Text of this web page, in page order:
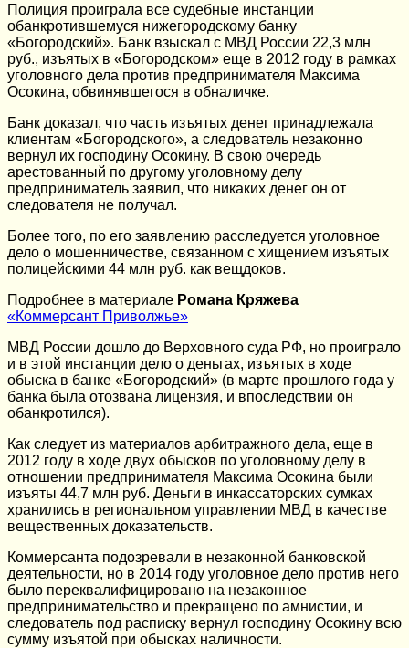
Полиция проиграла все судебные инстанции
обанкротившемуся нижегородскому банку
«Богородский». Банк взыскал с МВД России 22,3 млн
руб., изъятых в «Богородском» еще в 2012 году в рамках
уголовного дела против предпринимателя Максима
Осокина, обвинявшегося в обналичке.
Банк доказал, что часть изъятых денег принадлежала
клиентам «Богородского», а следователь незаконно
вернул их господину Осокину. В свою очередь
арестованный по другому уголовному делу
предприниматель заявил, что никаких денег он от
следователя не получал.
Более того, по его заявлению расследуется уголовное
дело о мошенничестве, связанном с хищением изъятых
полицейскими 44 млн руб. как вещдоков.
Подробнее в материале Романа Кряжева
«Коммерсант Приволжье»
МВД России дошло до Верховного суда РФ, но проиграло
и в этой инстанции дело о деньгах, изъятых в ходе
обыска в банке «Богородский» (в марте прошлого года у
банка была отозвана лицензия, и впоследствии он
обанкротился).
Как следует из материалов арбитражного дела, еще в
2012 году в ходе двух обысков по уголовному делу в
отношении предпринимателя Максима Осокина были
изъяты 44,7 млн руб. Деньги в инкассаторских сумках
хранились в региональном управлении МВД в качестве
вещественных доказательств.
Коммерсанта подозревали в незаконной банковской
деятельности, но в 2014 году уголовное дело против него
было переквалифицировано на незаконное
предпринимательство и прекращено по амнистии, и
следователь под расписку вернул господину Осокину всю
сумму изъятой при обысках наличности.